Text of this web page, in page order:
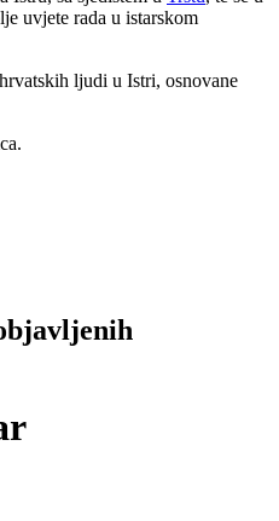
uvjete rada u istarskom
ljudi u Istri, osnovane